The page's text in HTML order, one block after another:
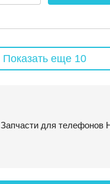
Показать еще 10
Запчасти для телефонов